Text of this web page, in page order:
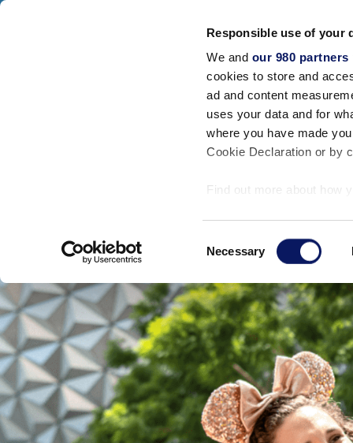
Responsible use of your
We and our 980 partners
cookies to store and
ad and content
uses your data and for
where you have made
Cookie Declaration or by
Find out more about how
We use cookies to
traffic. We also share
analytics partners who
they’ve collected from
Selection
Necessary
Размещение